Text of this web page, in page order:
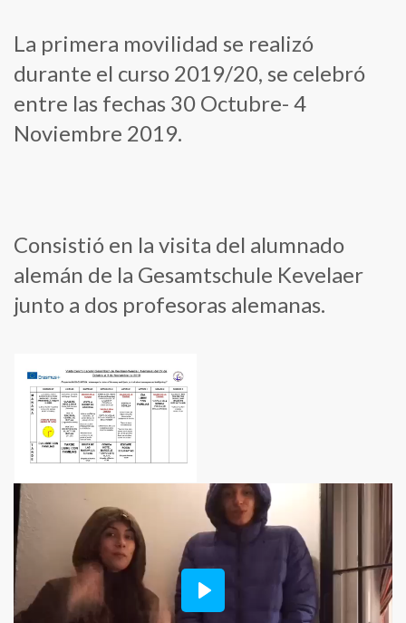
La primera movilidad se realizó
durante el curso 2019/20, se celebró
entre las fechas 30 Octubre- 4
Noviembre 2019.
Consistió en la visita del alumnado
alemán de la Gesamtschule Kevelaer
junto a dos profesoras alemanas.
Play